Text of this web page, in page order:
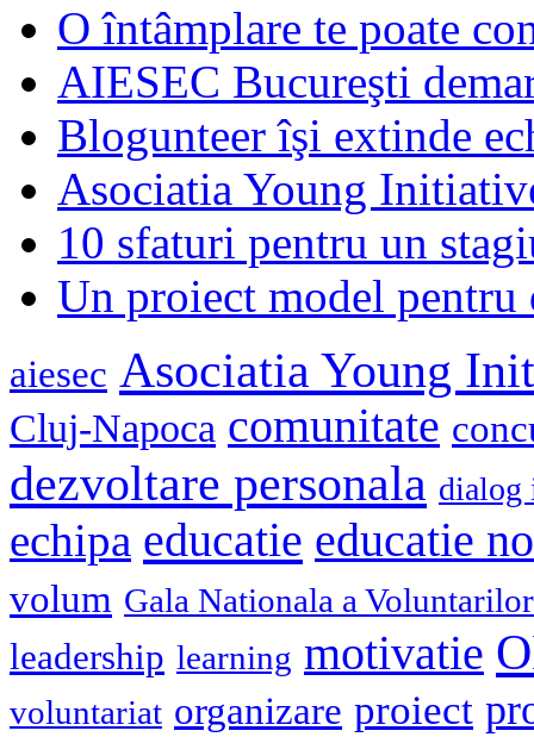
O întâmplare te poate
AIESEC Bucureşti
Blogunteer îşi extinde
Asociatia Young
10 sfaturi pentru un
Un proiect model
aiesec Asociatia Young
Cluj-Napoca comunitate
dezvoltare personala dialog
echipa educatie educatie
volum Gala Nationala a Voluntarilor
leadership learning motivatie
voluntariat organizare proiect